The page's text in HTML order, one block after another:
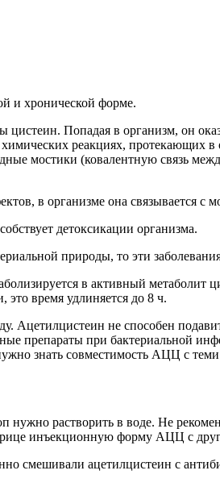
и хронической форме.
Попадая в организм, он
реакциях, протекающих
мостики (ковалентную связь
в организме она связывается с
детоксикации организма.
природы, то эти
в активный метаболит
это время удлиняется до 8 ч.
не способен
препараты при бактериальной
знать совместимость АЦЦ с
растворить в воде. Не
инъекционную форму АЦЦ с
смешивали ацетилцистеин с